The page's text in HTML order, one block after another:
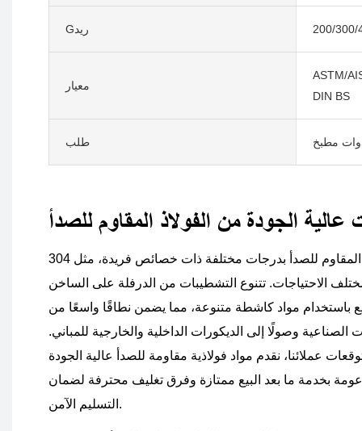
Gريد
معيار
ASTM/
DIN BS
طلب مطبخ
عالية الجودة من الفولاذ المقاوم للصدأ
تتوفر لدينا لفائف/شرائح الفولاذ المقاوم للصدأ بدرجات مختلفة ذات خصائص فريدة، مثل 304
لتلبية مختلف الاحتياجات. تتنوع التشطيبات من الدرفلة على الساخن
باستخدام مواد كاشطة متنوعة، مما يضمن نطاقًا واسعًا من
الصناعية وصولًا إلى الديكورات الداخلية والخارجية للمباني.
عملائنا، نقدم مواد فولاذية مقاومة للصدأ عالية الجودة
بخدمة ما بعد البيع ممتازة وفرق تغليف محترفة لضمان
التسليم الآمن.